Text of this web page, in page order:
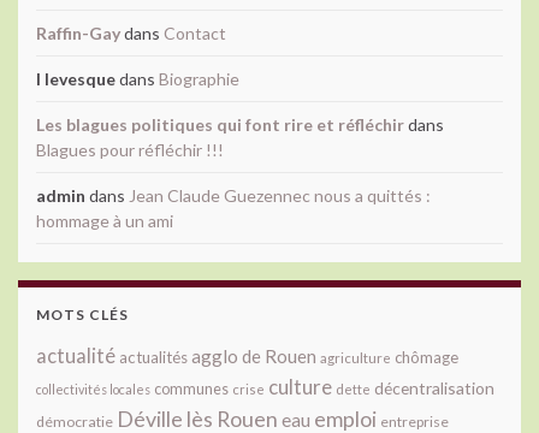
Raffin-Gaydans Contact
l levesquedans Biographie
Les blagues politiques qui font rire et réfléchirdans
Blagues pour réfléchir !!!
admin dans Jean Claude Guezennec nous a quittés :
hommage à un ami
MOTS CLÉS
actualité actualitésagglo de Rouen agriculture chômage
collectivités locales communes crise culture dette décentralisation
démocratie Déville lès Rouen eau emploi entreprise